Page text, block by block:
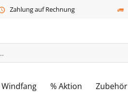
Zahlung auf Rechnung
Windfang % Aktion Zubehör